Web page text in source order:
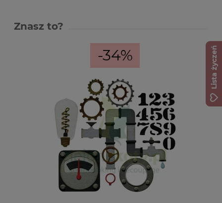
Znasz to?
-34% Lista życzeń